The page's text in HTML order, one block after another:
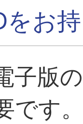
お
子版
です